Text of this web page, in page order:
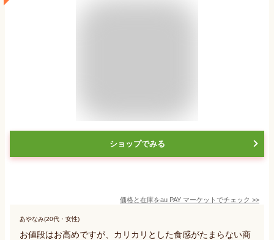
ショップでみる
価格と在庫をau PAY マーケット でチェック >>
あやなみ(20代・女性)
お値段はお高めですが、カリカリとした食感がたまらない商